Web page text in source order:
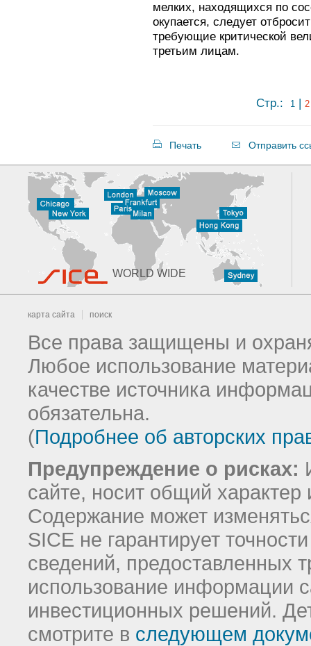
мелких, находящихся по
окупается, следует
требующие критической
третьим лицам.
Стр.: 1 | 2
Печать Отправить
WORLD WIDE
карта сайта поиск
Все права защищены и
Любое использование
качестве источника
обязательна.
(Подробнее об авторских
Предупреждение о рисках:
сайте, носит общий
Содержание может
SICE не гарантирует
сведений, предоставленных
использование информации
инвестиционных решений.
смотрите в следующем